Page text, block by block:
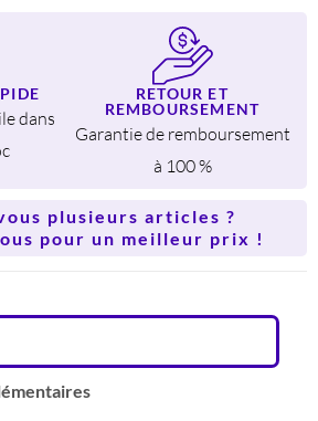
dans
RETOUR ET
REMBOURSEMENT
Garantie de remboursement
à 100 %
plusieurs articles ?
pour un meilleur prix !